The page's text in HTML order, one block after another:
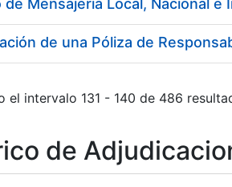
de Mensajería Local, Nacional e
de una Póliza de
el intervalo 131 - 140 de 486
de